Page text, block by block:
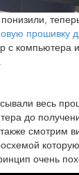
прошивку
с компьютера
весь
до
смотрим
очень